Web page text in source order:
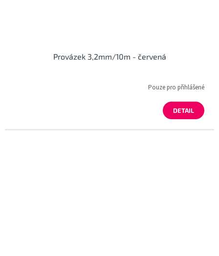
Provázek 3,2mm/10m - červená
Pouze pro přihlášené
DETAIL